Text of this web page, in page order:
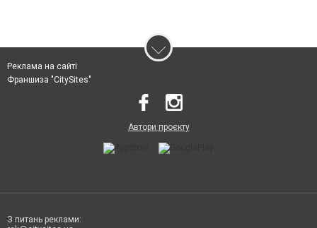
Реклама на сайті
Франшиза "CitySites"
Автори проєкту
З питань реклами: